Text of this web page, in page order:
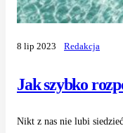
Jak szybko
8 lip 2023 Redakcja
Nikt z nas nie lubi